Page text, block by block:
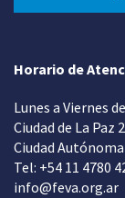
Horario de
Lunes a Viernes
Ciudad de La Paz
Ciudad
Tel: +54 11 4780
info@feva.org.ar